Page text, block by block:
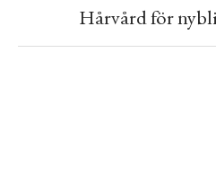
Hårvård för